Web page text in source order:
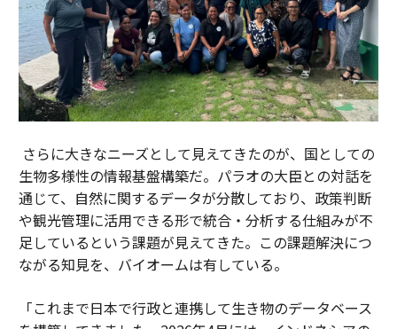
さらに大きなニーズとして見えてきたのが、国としての
生物多様性の情報基盤構築だ。パラオの大臣との対話を
通じて、自然に関するデータが分散しており、政策判断
や観光管理に活用できる形で統合・分析する仕組みが不
足しているという課題が見えてきた。この課題解決につ
ながる知見を、バイオームは有している。
「これまで日本で行政と連携して生き物のデータベース